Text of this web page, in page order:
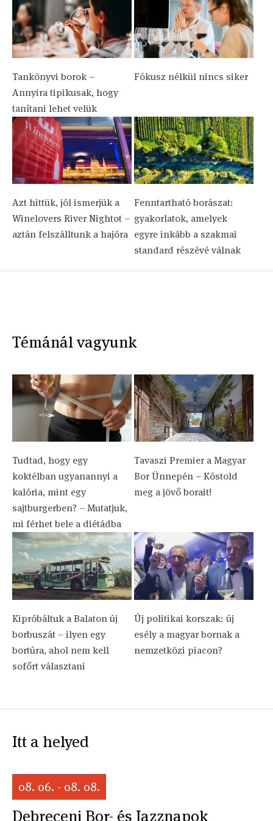
Tankönyvi borok –
Annyira tipikusak, hogy
tanítani lehet velük
Fókusz nélkül nincs siker
Azt hittük, jól ismerjük a
Winelovers River Nightot –
aztán felszálltunk a hajóra
Fenntartható borászat:
gyakorlatok, amelyek
egyre inkább a szakmai
standard részévé válnak
Témánál vagyunk
Tudtad, hogy egy
koktélban ugyanannyi a
kalória, mint egy
sajtburgerben? – Mutatjuk,
mi férhet bele a diétádba
Tavaszi Premier a Magyar
Bor Ünnepén – Kóstold
meg a jövő borait!
Kipróbáltuk a Balaton új
borbuszát – ilyen egy
bortúra, ahol nem kell
sofőrt választani
Új politikai korszak: új
esély a magyar bornak a
nemzetközi piacon?
Itt a helyed
08. 06. - 08. 08.
Debreceni Bor- és Jazznapok